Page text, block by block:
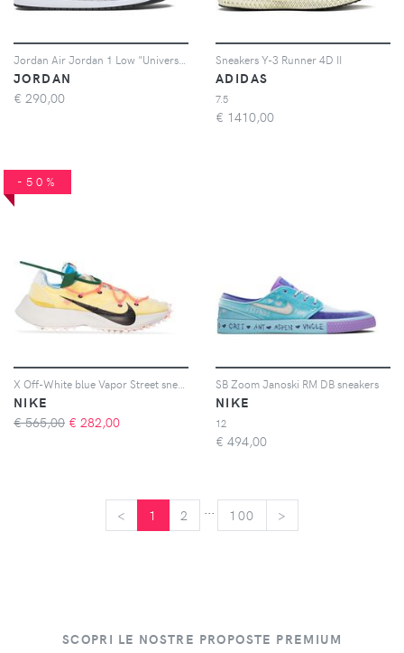
JORDAN
€ 290,00
Sneakers Y-3 Runner 4D II
ADIDAS
7.5
€ 1410,00
-50%
NIKE
€ 565,00 € 282,00
SB Zoom Janoski RM DB sneakers
NIKE
12
€ 494,00
< 1 2 ... 100 >
SCOPRI LE NOSTRE PROPOSTE PREMIUM